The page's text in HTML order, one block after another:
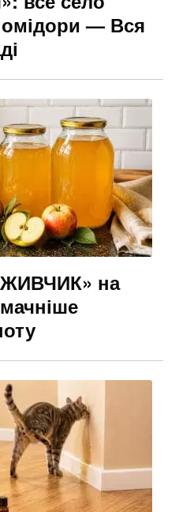
— Вся
на